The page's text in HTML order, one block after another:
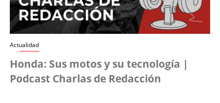
Actualidad
Honda: Sus motos y su tecnología |
Podcast Charlas de Redacción